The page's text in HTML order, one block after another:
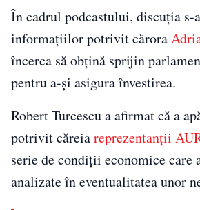
În cadrul podcastului, discuția s-
informațiilor potrivit cărora
încerca să obțină sprijin
pentru a-și asigura învestirea.
Robert Turcescu a afirmat că a
potrivit căreiareprezentanții
serie de condiții economice care
analizate în eventualitatea unor